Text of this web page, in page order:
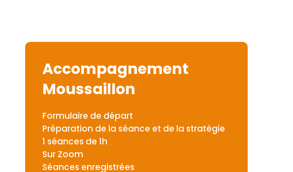
Accompagnement
Moussaillon
Formulaire de départ
Préparation de la séance et de la stratégie
1 séances de 1h
Sur Zoom
Séances enregistrées